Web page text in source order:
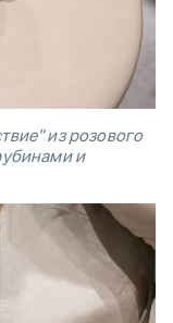
из розового
и